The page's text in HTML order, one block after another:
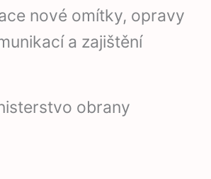
nové omítky, opravy
a zajištění